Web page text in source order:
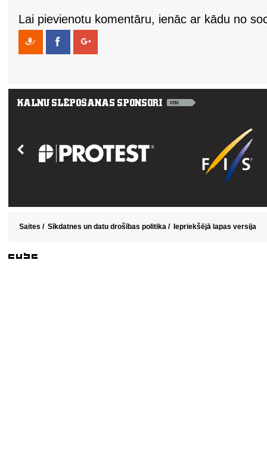
Lai pievienotu komentāru, ienāc ar kādu no
Saites / Sīkdatnes un datu drošības politika / Iepriekšējā lapas versija